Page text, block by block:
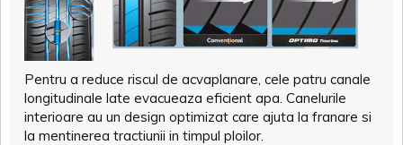
Pentru a reduce riscul de acvaplanare, cele patru canale
longitudinale late evacueaza eficient apa. Canelurile
interioare au un design optimizat care ajuta la franare si
la mentinerea tractiunii in timpul ploilor.